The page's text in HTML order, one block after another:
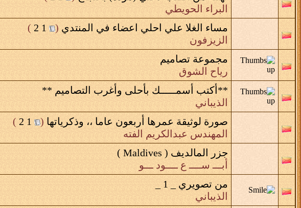
البراء الحويطي
مساء الغلا علي احلي اعضاء في المنتدي (
1
2
)
الزيزفون
مجموعة تصاميم
رياح الشوق
**أكتب أسمـــــك بأحلى وأغرب التصاميم **
الذيباني
صورة لوثيقة عمرها أربعون عاما ،، وذكرياتها (
1
2
)
المهندس عبدالكريم الفته
جزر المالديف ( Maldives )
أبـــ ســــ ع ــــود ـــو
من تصويري _ 1 _
الذيباني